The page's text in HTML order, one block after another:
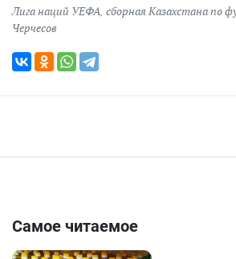
Лига наций УЕФА сборная Казахстана по
Черчесов
Самое читаемое